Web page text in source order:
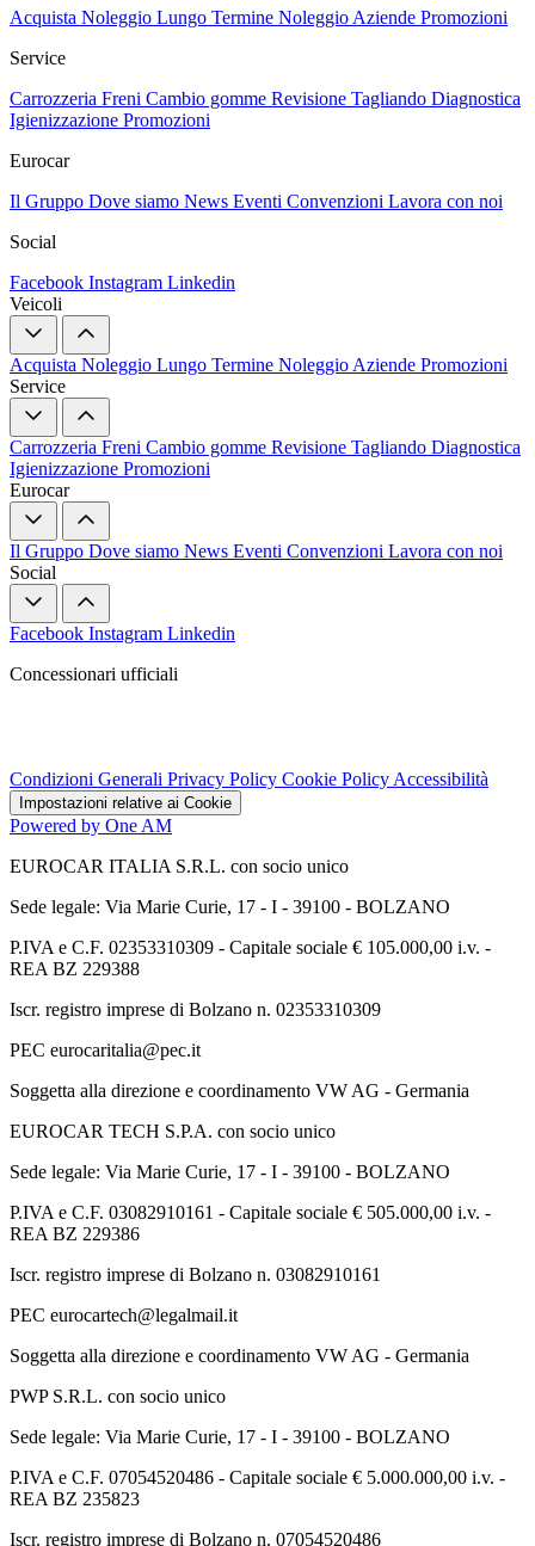
Acquista Noleggio Lungo Termine Noleggio Aziende Promozioni
Service
Carrozzeria Freni Cambio gomme Revisione Tagliando Diagnostica
Igienizzazione Promozioni
Eurocar
Il Gruppo Dove siamo News Eventi Convenzioni Lavora con noi
Social
Facebook Instagram Linkedin
Veicoli
Acquista Noleggio Lungo Termine Noleggio Aziende Promozioni
Service
Carrozzeria Freni Cambio gomme Revisione Tagliando Diagnostica
Igienizzazione Promozioni
Eurocar
Il Gruppo Dove siamo News Eventi Convenzioni Lavora con noi
Social
Facebook Instagram Linkedin
Concessionari ufficiali
Condizioni Generali Privacy Policy Cookie Policy Accessibilità
Impostazioni relative ai Cookie
Powered by One AM
EUROCAR ITALIA S.R.L. con socio unico
Sede legale: Via Marie Curie, 17 - I - 39100 - BOLZANO
P.IVA e C.F. 02353310309 - Capitale sociale € 105.000,00 i.v. -
REA BZ 229388
Iscr. registro imprese di Bolzano n. 02353310309
PEC eurocaritalia@pec.it
Soggetta alla direzione e coordinamento VW AG - Germania
EUROCAR TECH S.P.A. con socio unico
Sede legale: Via Marie Curie, 17 - I - 39100 - BOLZANO
P.IVA e C.F. 03082910161 - Capitale sociale € 505.000,00 i.v. -
REA BZ 229386
Iscr. registro imprese di Bolzano n. 03082910161
PEC eurocartech@legalmail.it
Soggetta alla direzione e coordinamento VW AG - Germania
PWP S.R.L. con socio unico
Sede legale: Via Marie Curie, 17 - I - 39100 - BOLZANO
P.IVA e C.F. 07054520486 - Capitale sociale € 5.000.000,00 i.v. -
REA BZ 235823
Iscr. registro imprese di Bolzano n. 07054520486